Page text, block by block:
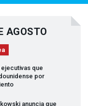
AGOSTO
que
por
anuncia que